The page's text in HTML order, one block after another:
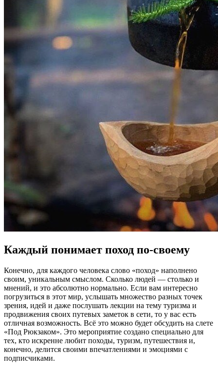
Каждый понимает поход по-своему
Конечно, для каждого человека слово «поход» наполнено
своим, уникальным смыслом. Сколько людей — столько и
мнений, и это абсолютно нормально. Если вам интересно
погрузиться в этот мир, услышать множество разных точек
зрения, идей и даже послушать лекции на тему туризма и
продвижения своих путевых заметок в сети, то у вас есть
отличная возможность. Всё это можно будет обсудить на слете
«Под Рюкзаком». Это мероприятие создано специально для
тех, кто искренне любит походы, туризм, путешествия и,
конечно, делится своими впечатлениями и эмоциями с
подписчиками.